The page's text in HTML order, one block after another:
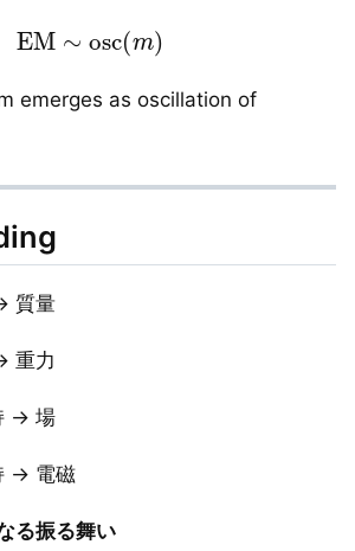
EM osc(m)
emerges as oscillation of
質量
重力
→ 場
→ 電磁
る振る舞い